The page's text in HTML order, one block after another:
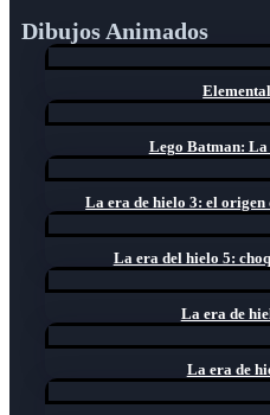
Dibujos Animados
Lego Batman:
La era de hielo 3: el origen
La era del hielo 5:
La era de
La era de